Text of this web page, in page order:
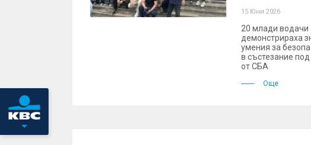
15 Юни 2026
20 млади водачи
демонстрираха
умения за
в състезание
от СБА
Още